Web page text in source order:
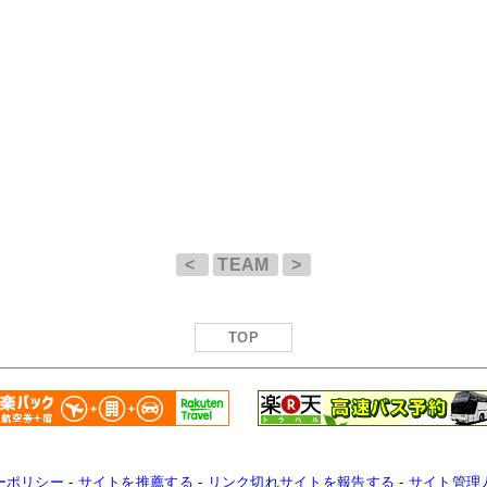
< TEAM >
TOP
ポリシー - サイトを推薦する - リンク切れサイトを報告する - サイト管理